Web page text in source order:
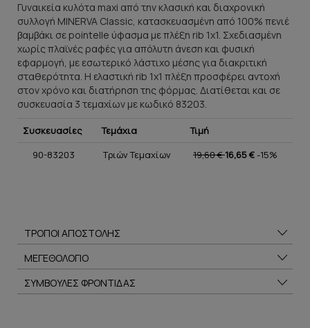
Γυναικεία κυλότα maxi από την κλασική και διαχρονική
συλλογή MINERVA Classic, κατασκευασμένη από 100% πενιέ
βαμβάκι σε pointelle ύφασμα με πλέξη rib 1x1. Σχεδιασμένη
χωρίς πλαϊνές ραφές για απόλυτη άνεση και φυσική
εφαρμογή, με εσωτερικό λάστιχο μέσης για διακριτική
σταθερότητα. Η ελαστική rib 1x1 πλέξη προσφέρει αντοχή
στον χρόνο και διατήρηση της φόρμας. Διατίθεται και σε
συσκευασία 3 τεμαχίων με κωδικό 83203.
Συσκευασίες Τεμάχια
Τιμή
90-83203
Τριών Τεμαχίων 19,60 €16,65 €-15%
ΤΡΟΠΟΙ ΑΠΟΣΤΟΛΗΣ
ΜΕΓΕΘΟΛΟΓΙΟ
ΣΥΜΒΟΥΛΕΣ ΦΡΟΝΤΙΔΑΣ